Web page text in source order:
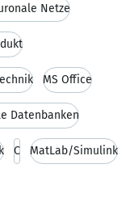
Netze
MS Office
Datenbanken
C MatLab/Simulink